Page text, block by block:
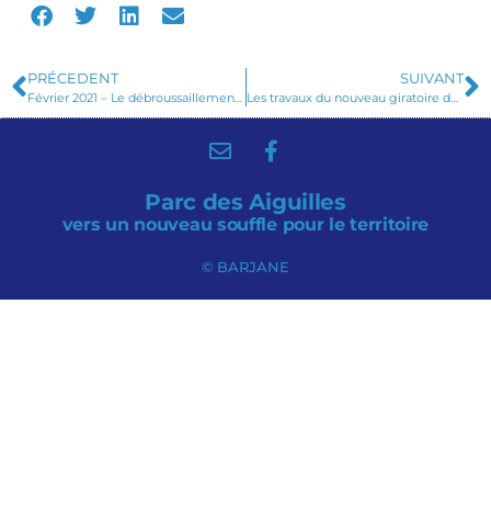
PRÉCEDENT
Février 2021 – Le débroussaillement une opération réglementaire
SUIVANT
Les travaux du nouveau giratoire de la D48a sont maintenant terminés
© BARJANE
Parc des Aiguilles
vers un nouveau souffle pour le territoire